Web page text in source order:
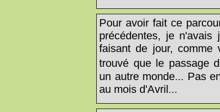
Pour avoir fait ce
précédentes, je
faisant de jour,
trouvé que le passage
un autre monde... Pas
au mois d'Avril...